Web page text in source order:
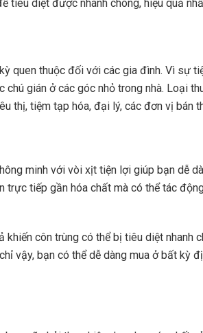
tiêu diệt được nhanh chóng, hiệu quả
quen thuộc đối với các gia đình. Vì sự
gián ở các góc nhỏ trong nhà. Loại
thị, tiệm tạp hóa, đại lý, các đơn vị bán
minh với vòi xịt tiện lợi giúp bạn dễ
trực tiếp gần hóa chất mà có thể tác
côn trùng có thể bị tiêu diệt nhanh
vậy, bạn có thể dễ dàng mua ở bất kỳ